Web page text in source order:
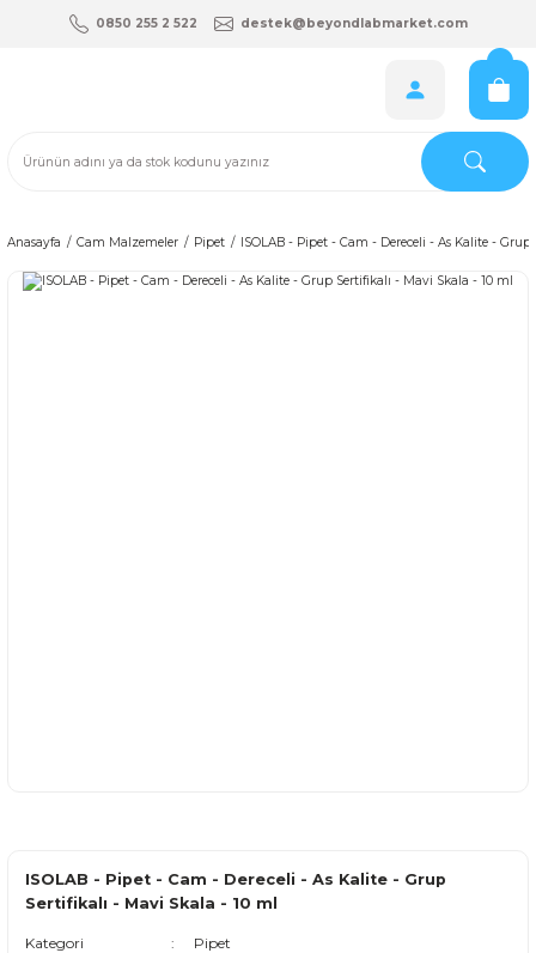
0850 255 2 522 destek@beyondlabmarket.com
Anasayfa Cam Malzemeler Pipet ISOLAB - Pipet - Cam - Dereceli - As Kalite -
ISOLAB - Pipet - Cam - Dereceli - As Kalite - Grup
Sertifikalı - Mavi Skala - 10 ml
Kategori
Pipet